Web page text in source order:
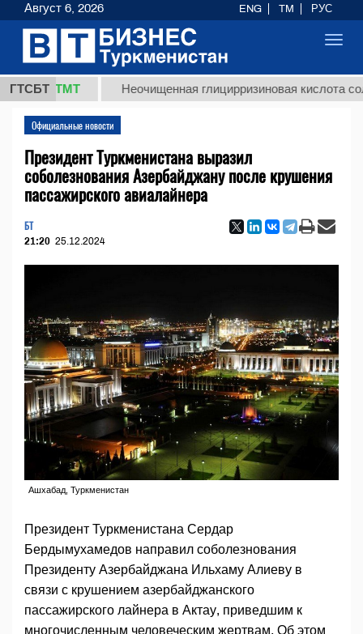
ГТСБТ
ТМТ Неочищенная глицирризиновая кислота
Официальные новости
Президент Туркменистана выразил
соболезнования Азербайджану после крушения
пассажирского авиалайнера
БТ
21:20 25.12.2024
Ашхабад, Туркменистан
Президент Туркменистана Сердар
Бердымухамедов направил соболезнования
Президенту Азербайджана Ильхаму Алиеву в
связи с крушением азербайджанского
пассажирского лайнера в Актау, приведшим к
многочисленным человеческим жертвам. Об этом
Август 6, 2026 ENG TM РУС